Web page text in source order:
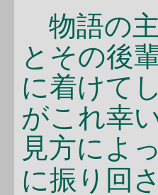
物語の主
とその後
に着けて
がこれ幸
見方によ
に振り回